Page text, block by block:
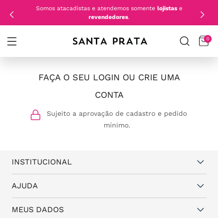
Somos atacadistas e atendemos somente lojistase
revendedores.
0
FAÇA O SEU LOGIN OU CRIE UMA
CONTA
Sujeito a aprovação de cadastro e pedido
mínimo.
INSTITUCIONAL
Quem somos
Vantagens
Política de Trocas e Garantia
AJUDA
Dúvidas frequentes
MEUS DADOS